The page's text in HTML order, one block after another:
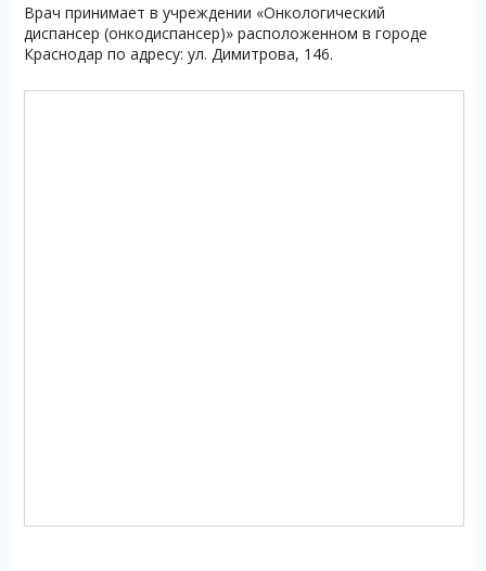
Врач принимает в учреждении «Онкологический
диспансер (онкодиспансер)» расположенном в городе
Краснодар по адресу: ул. Димитрова, 146.